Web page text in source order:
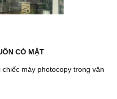
CÓ MẶT
máy photocopy trong văn